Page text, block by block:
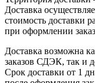
Доставка
стоимость доставки
при оформлении
Доставка возможна
заказов СДЭК, так и
Срок доставки от 1